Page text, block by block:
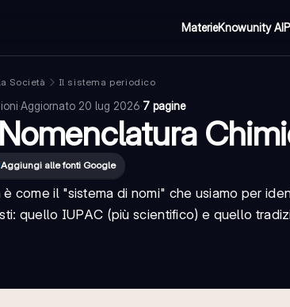
MaterieKnowunity AI
Società
Il sistema periodico
·Aggiornato 20 lug 2026·7 pagine
Aggiungi alle fonti Google
come il "sistema di nomi" che usiamo per
quello IUPAC (più scientifico) e quello